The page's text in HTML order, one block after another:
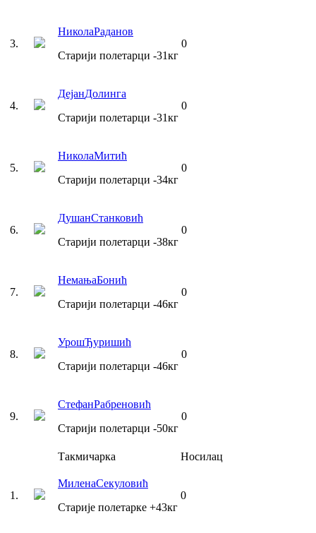
3.
НиколаРаданов
Старији полетарци -31кг
0
4.
ДејанДолинга
Старији полетарци -31кг
0
5.
НиколаМитић
Старији полетарци -34кг
0
6.
ДушанСтанковић
Старији полетарци -38кг
0
7.
НемањаБонић
Старији полетарци -46кг
0
8.
УрошЂуришић
Старији полетарци -46кг
0
9.
СтефанРабреновић
Старији полетарци -50кг
0
Такмичарка Носилац
1 .
МиленаСекуловић
Старије полетарке +43кг
0